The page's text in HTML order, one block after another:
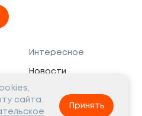
Интересное
Новости
Вакансии
Социальная жизнь
сайта.
Принять